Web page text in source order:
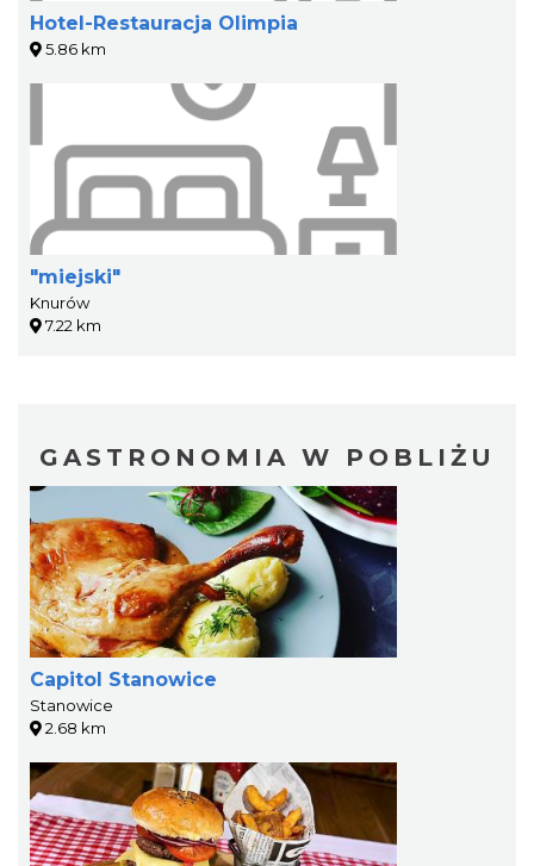
Hotel-Restauracja Olimpia
5.86 km
"miejski"
Knurów
7.22 km
GASTRONOMIA W POBLIŻU
Capitol Stanowice
Stanowice
2.68 km